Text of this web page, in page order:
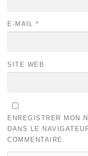
E-MAIL *
SITE WEB
ENREGISTRER MON
DANS LE
COMMENTAIRE.